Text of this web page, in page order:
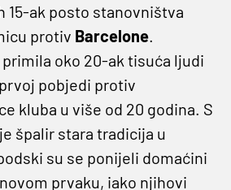
15-ak posto stanovništva
protiv Barcelone
primila oko 20-ak tisuća ljudi
pobjedi protiv
kluba u više od 20 godina. S
špalir stara tradicija u
su se ponijeli domaćini
prvaku, iako njihovi